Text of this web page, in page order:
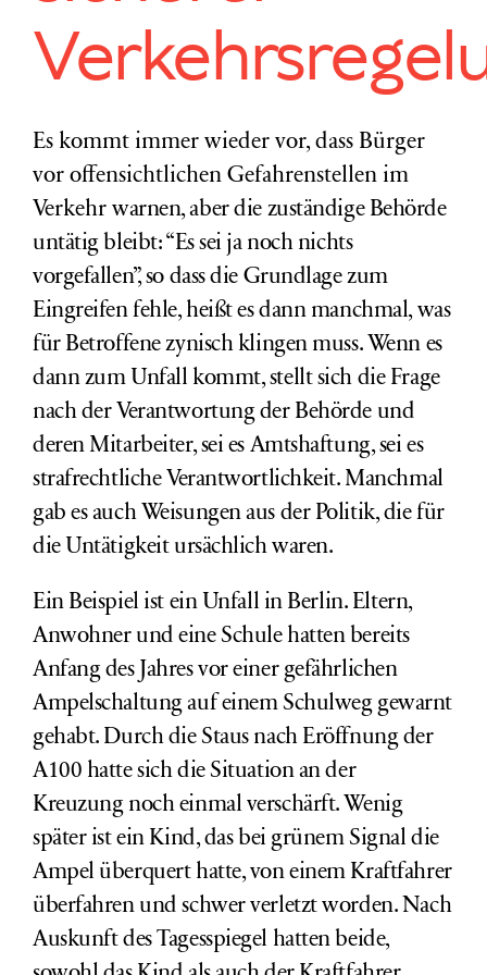
Es kommt immer wieder vor, dass Bürger
vor offensichtlichen Gefahrenstellen im
Verkehr warnen, aber die zuständige Behörde
untätig bleibt: “Es sei ja noch nichts
vorgefallen”, so dass die Grundlage zum
Eingreifen fehle, heißt es dann manchmal, was
für Betroffene zynisch klingen muss. Wenn es
dann zum Unfall kommt, stellt sich die Frage
nach der Verantwortung der Behörde und
deren Mitarbeiter, sei es Amtshaftung, sei es
strafrechtliche Verantwortlichkeit. Manchmal
gab es auch Weisungen aus der Politik, die für
die Untätigkeit ursächlich waren.
Ein Beispiel ist ein Unfall in Berlin. Eltern,
Anwohner und eine Schule hatten bereits
Anfang des Jahres vor einer gefährlichen
Ampelschaltung auf einem Schulweg gewarnt
gehabt. Durch die Staus nach Eröffnung der
A100 hatte sich die Situationan der
Kreuzung noch einmal verschärft. Wenig
später ist ein Kind, das bei grünem Signal die
Ampel überquert hatte, von einem Kraftfahrer
überfahren und schwer verletzt worden. Nach
Auskunft des Tagesspiegel hatten beide,